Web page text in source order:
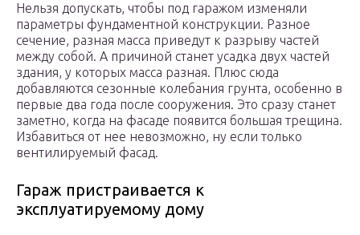
Нельзя допускать, чтобы под гаражом изменяли
параметры фундаментной конструкции. Разное
сечение, разная масса приведут к разрыву частей
между собой. А причиной станет усадка двух частей
здания, у которых масса разная. Плюс сюда
добавляются сезонные колебания грунта, особенно в
первые два года после сооружения. Это сразу станет
заметно, когда на фасаде появится большая трещина.
Избавиться от нее невозможно, ну если только
вентилируемый фасад.
Гараж пристраивается к
эксплуатируемому дому